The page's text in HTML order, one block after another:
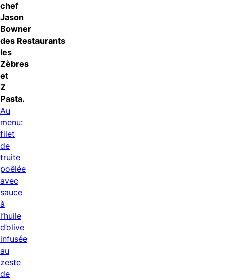
chef
Jason
Bowner
des Restaurants
les
Zèbres
et
Z
Pasta.
Au
menu:
filet
de
truite
poêlée
avec
sauce
à
l’huile
d’olive
infusée
au
zeste
de